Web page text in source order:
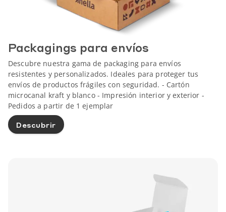
Packagings para envíos
Descubre nuestra gama de packaging para envíos
resistentes y personalizados. Ideales para proteger tus
envíos de productos frágiles con seguridad. - Cartón
microcanal kraft y blanco - Impresión interior y exterior -
Pedidos a partir de 1 ejemplar
Descubrir